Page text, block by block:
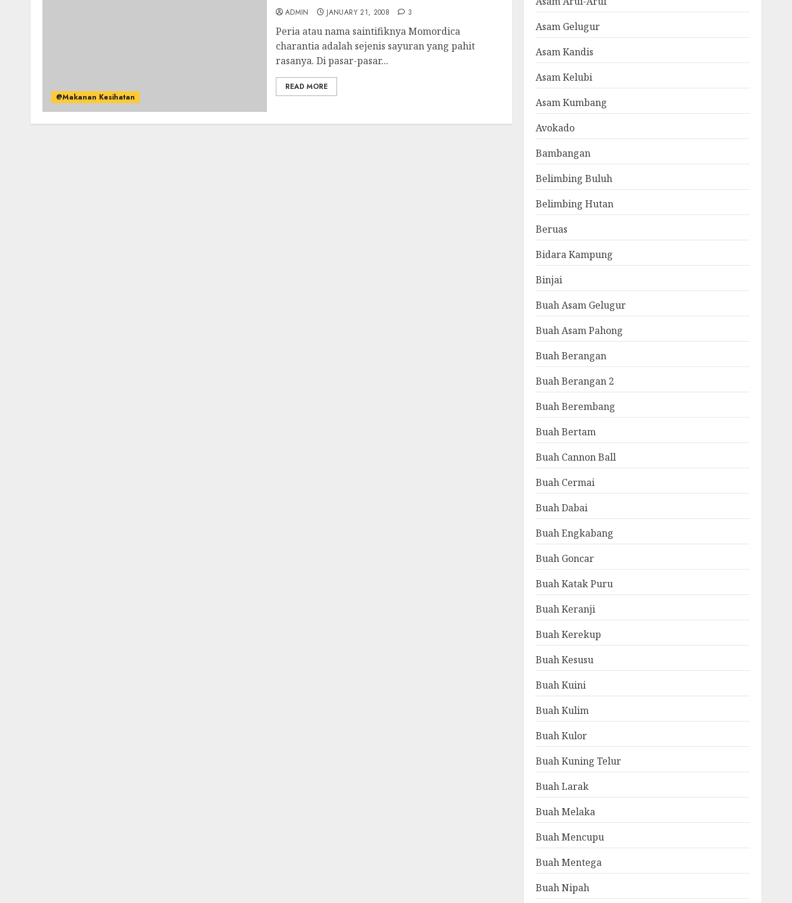
@Makanan Kesihatan
ADMIN JANUARY 21, 2008 3
Peria atau nama saintifiknya Momordica
charantia adalah sejenis sayuran yang pahit
rasanya. Di pasar-pasar...
READ MORE
Asam Gelugur
Asam Kandis
Asam Kelubi
Asam Kumbang
Avokado
Bambangan
Belimbing Buluh
Belimbing Hutan
Beruas
Bidara Kampung
Binjai
Buah Asam Gelugur
Buah Asam Pahong
Buah Berangan
Buah Berangan 2
Buah Berembang
Buah Bertam
Buah Cannon Ball
Buah Cermai
Buah Dabai
Buah Engkabang
Buah Goncar
Buah Katak Puru
Buah Keranji
Buah Kerekup
Buah Kesusu
Buah Kuini
Buah Kulim
Buah Kulor
Buah Kuning Telur
Buah Larak
Buah Melaka
Buah Mencupu
Buah Mentega
Buah Nipah